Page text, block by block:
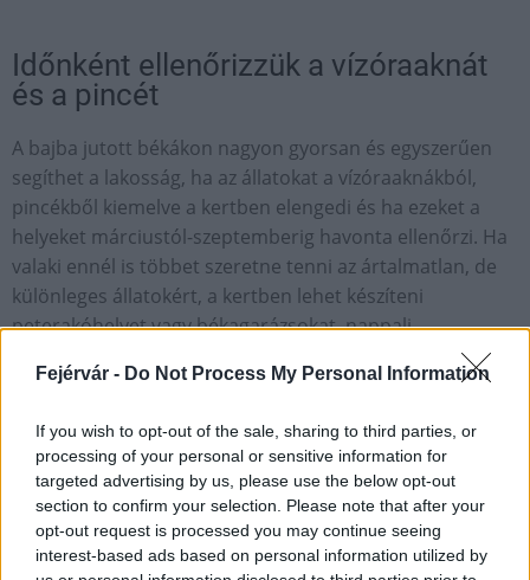
Fejérvár - Do Not Process My Personal Information
If you wish to opt-out of the sale, sharing to third parties, or
processing of your personal or sensitive information for
targeted advertising by us, please use the below opt-out
section to confirm your selection. Please note that after your
opt-out request is processed you may continue seeing
interest-based ads based on personal information utilized by
Időnként ellenőrizzük a vízóraaknát
és a pincét
A bajba jutott békákon nagyon gyorsan és egyszerűen
segíthet a lakosság, ha az állatokat a vízóraaknákból,
pincékből kiemelve a kertben elengedi és ha ezeket a
helyeket márciustól-szeptemberig havonta ellenőrzi. Ha
valaki ennél is többet szeretne tenni az ártalmatlan, de
különleges állatokért, a kertben lehet készíteni
peterakóhelyet vagy békagarázsokat, nappali
elkészítéséhez az egyesület saját honlapján ad ötleteket.
használhatja az MME ingyenesen letölthető Kétéltű- és
hüllőhatározó okostelefonos applikációját is.
Országos hírek
Magyar Madártani és Természetvédelmi Egyesület
békák mentése
varangy vízóra pince